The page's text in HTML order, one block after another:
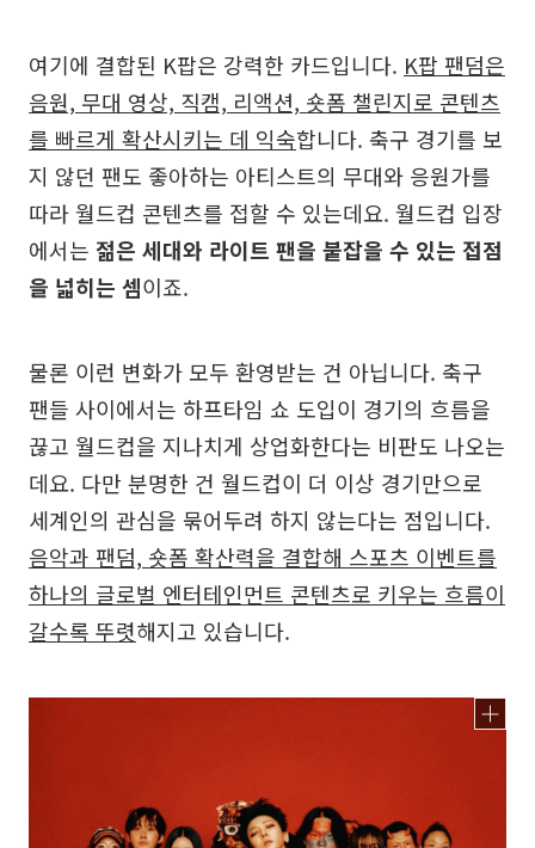
여기에 결합된 K팝은 강력한 카드입니다. K팝 팬덤은
음원, 무대 영상, 직캠, 리액션, 숏폼 챌린지로 콘텐츠
를 빠르게 확산시키는 데 익숙합니다. 축구 경기를 보
지 않던 팬도 좋아하는 아티스트의 무대와 응원가를
따라 월드컵 콘텐츠를 접할 수 있는데요. 월드컵 입장
에서는 젊은 세대와 라이트 팬을 붙잡을 수 있는 접점
을 넓히는 셈이죠.
물론 이런 변화가 모두 환영받는 건 아닙니다. 축구
팬들 사이에서는 하프타임 쇼 도입이 경기의 흐름을
끊고 월드컵을 지나치게 상업화한다는 비판도 나오는
데요. 다만 분명한 건 월드컵이 더 이상 경기만으로
세계인의 관심을 묶어두려 하지 않는다는 점입니다.
음악과 팬덤, 숏폼 확산력을 결합해 스포츠 이벤트를
하나의 글로벌 엔터테인먼트 콘텐츠로 키우는 흐름이
갈수록 뚜렷해지고 있습니다.